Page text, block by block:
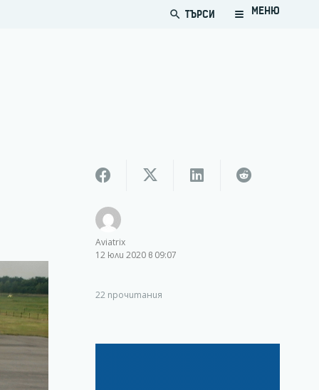
search ТЪРСИ МЕНЮ
Aviatrix
12 юли 2020 в 09:07
22 прочитания